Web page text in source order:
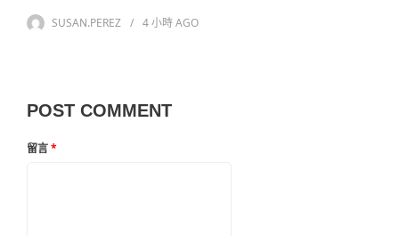
SUSAN.PEREZ 4 小時AGO
POST COMMENT
留言*